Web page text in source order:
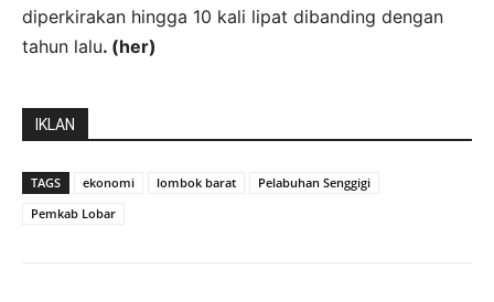
diperkirakan hingga 10 kali lipat dibanding dengan
tahun lalu. (her)
IKLAN
TAGS ekonomi lombok barat
Pelabuhan Senggigi
Pemkab Lobar